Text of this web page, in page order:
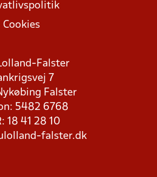
Cookies
Falster
7
Falster
5482 6768
18 41 28 10
falster.dk